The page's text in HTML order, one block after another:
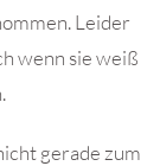
Leider
wenn sie weiß
gerade zum